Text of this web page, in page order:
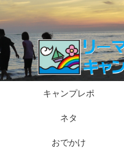
キャンプレポ
ネタ
おでかけ